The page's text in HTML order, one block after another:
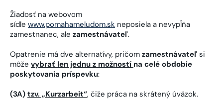
Žiadosť na webovom
sídle www.pomahameludom.sk neposiela a nevypĺňa
zamestnanec, ale zamestnávateľ.
Opatrenie má dve alternatívy, pričom zamestnávateľ si
môže vybrať len jednu z možností na celé obdobie
poskytovania príspevku:
(3A) tzv. „Kurzarbeit“, čiže práca na skrátený úväzok.